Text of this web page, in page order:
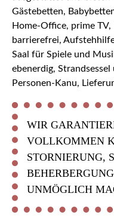
Gästebetten,
Home-Office, prime
barrierefrei,
Saal für Spiele und
ebenerdig,
Personen-Kanu,
WIR
VOLLKOMMEN
STORNIERUNG,
UNMÖGLICH